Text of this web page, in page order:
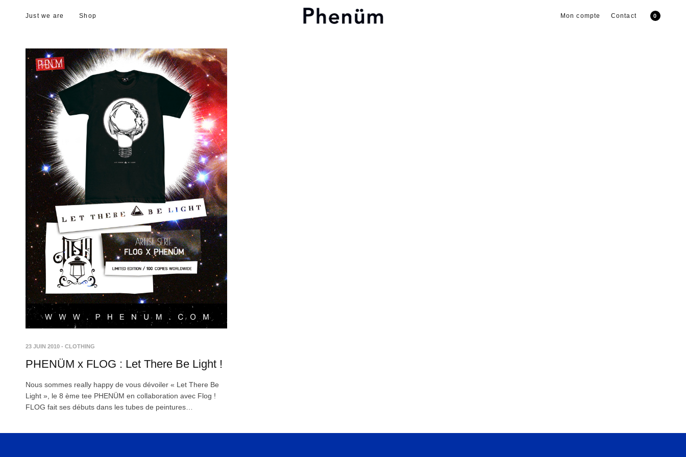
Just we are Shop Mon compte Contact 0
23 JUIN 2010 - CLOTHING
PHENÜM x FLOG : Let There Be Light !
Nous sommes really happy de vous dévoiler « Let There Be
Light », le 8 ème tee PHENÜM en collaboration avec Flog !
FLOG fait ses débuts dans les tubes de peintures…